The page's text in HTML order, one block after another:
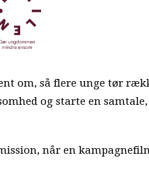
om, så flere unge tør
og starte en
når en